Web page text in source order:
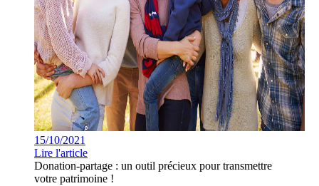
15/10/2021
Lire l'article
Donation-partage : un outil précieux pour transmettre
votre patrimoine !